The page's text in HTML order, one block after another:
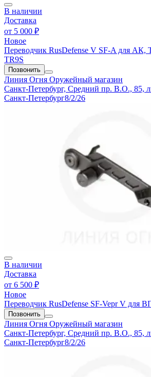
В наличии
Доставка
от 5 000 ₽
Новое
Переводчик RusDefense V SF-A для АК,
TR9S
Позвонить
Линия Огня Оружейный магазин
Санкт-Петербург, Средний пр. В.О., 85,
Санкт-Петербург8/2/26
В наличии
Доставка
от 6 500 ₽
Новое
Переводчик RusDefense SF-Vepr V для
Позвонить
Линия Огня Оружейный магазин
Санкт-Петербург, Средний пр. В.О., 85,
Санкт-Петербург8/2/26